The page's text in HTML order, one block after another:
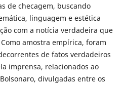
de checagem, buscando
linguagem e estética
com a notícia verdadeira que
amostra empírica, foram
de fatos verdadeiros
imprensa, relacionados ao
divulgadas entre os